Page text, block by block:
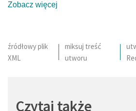
Zobacz więcej
źródłowy plik
XML
miksuj treść
utworu
Czytaj także